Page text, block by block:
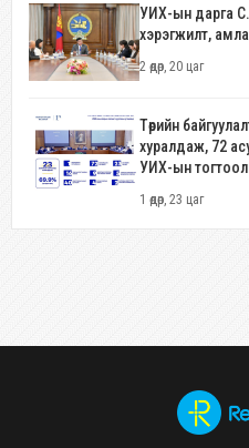
УИХ-ын дарга
хэрэгжилт,
2 өдөр, 20 цаг
Төрийн
хуралдаж, 72
УИХ-ын
1 өдөр, 23 цаг